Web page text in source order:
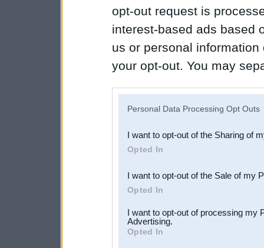
opt-out request is
interest-based ads based
us or personal
your opt-out. You may
Downstream Participants
third parties.
Personal Data Processing Opt Outs
I want to opt-out of the Sharing of
Opted In
I want to opt-out of the Sale of my
Opted In
I want to opt-out of processing my
Advertising.
Opted In